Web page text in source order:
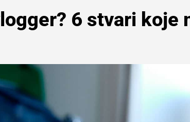
6 stvari koje